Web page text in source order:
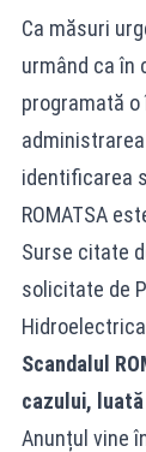
Ca măsuri
urmând ca în
programată o
identificarea
ROMATSA
Surse citate
solicitate de
Scandalul
cazului,
Anunțul vine